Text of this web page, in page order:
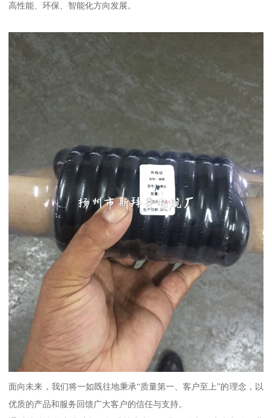
高性能、环保、智能化方向发展。
面向未来，我们将一如既往地秉承“质量第一、客户至上”的理念，以
优质的产品和服务回馈广大客户的信任与支持。